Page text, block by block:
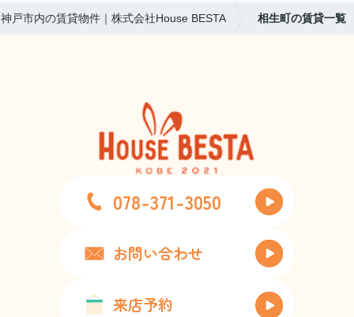
神戸市内の賃貸物件｜株式会社House BESTA 相生町の賃貸一覧
078-371-3050
お問い合わせ
来店予約